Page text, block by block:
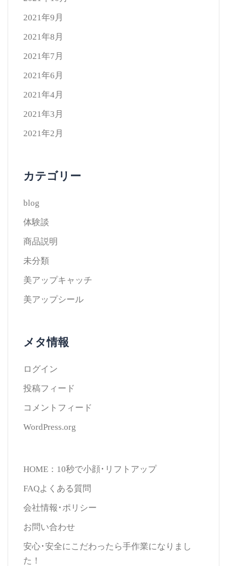
2021年9月
2021年8月
2021年7月
2021年6月
2021年4月
2021年3月
2021年2月
カテゴリー
blog
体験談
商品説明
未分類
美アップキャッチ
美アップシール
メタ情報
ログイン
投稿フィード
コメントフィード
WordPress.org
HOME：10秒で小顔･リフトアップ
FAQよくある質問
会社情報･ポリシー
お問い合わせ
安心･安全にこだわったら手作業になりまし
た！